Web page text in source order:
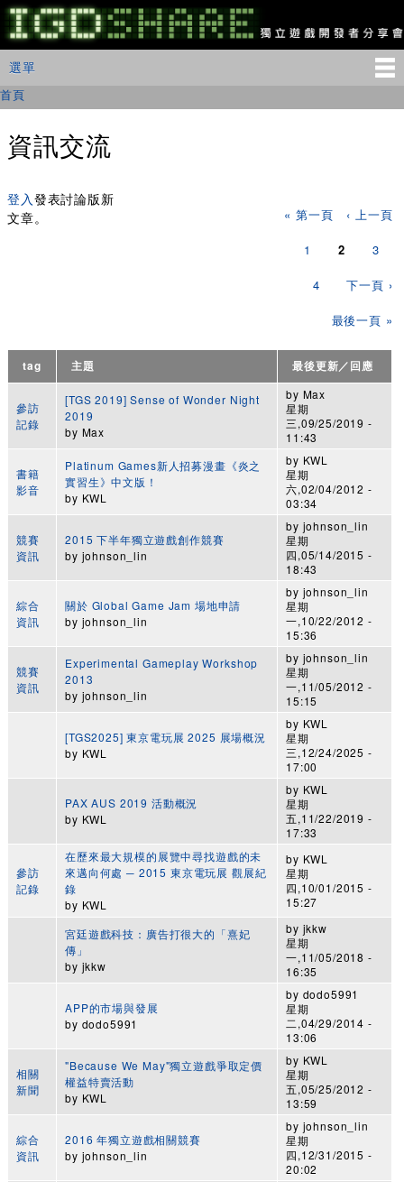
移
至
主
IGDSHARE
獨
遊
開
發
享
會
主選單
選單
您在這裡
首頁
資訊交流
登入 發表討論版新
文章。
« 第一頁 ‹ 上一頁
1 2 3
4 下一頁 ›
最後一頁 »
tag 主題 最後更新／回應
參訪
記錄
[TGS 2019] Sense of Wonder Night
2019
by Max
by Max
星期
三,09/25/2019 -
11:43
書籍
影音
Platinum Games新人招募漫畫《炎之
實習生》中文版！
by KWL
by KWL
星期
六,02/04/2012 -
03:34
競賽
資訊
2015 下半年獨立遊戲創作競賽
by johnson_lin
by johnson_lin
星期
四,05/14/2015 -
18:43
綜合
資訊
關於 Global Game Jam 場地申請
by johnson_lin
by johnson_lin
星期
一,10/22/2012 -
15:36
競賽
資訊
Experimental Gameplay Workshop
2013
by johnson_lin
by johnson_lin
星期
一,11/05/2012 -
15:15
[TGS2025] 東京電玩展 2025 展場概況
by KWL
by KWL
星期
三,12/24/2025 -
17:00
PAX AUS 2019 活動概況
by KWL
by KWL
星期
五,11/22/2019 -
17:33
參訪
記錄
在歷來最大規模的展覽中尋找遊戲的未
來邁向何處 ─ 2015 東京電玩展 觀展紀
錄
by KWL
by KWL
星期
四,10/01/2015 -
15:27
宮廷遊戲科技：廣告打很大的「熹妃
傳」
by jkkw
by jkkw
星期
一,11/05/2018 -
16:35
APP的市場與發展
by dodo5991
by dodo5991
星期
二,04/29/2014 -
13:06
相關
新聞
"Because We May"獨立遊戲爭取定價
權益特賣活動
by KWL
by KWL
星期
五,05/25/2012 -
13:59
綜合
資訊
2016 年獨立遊戲相關競賽
by johnson_lin
by johnson_lin
星期
四,12/31/2015 -
20:02